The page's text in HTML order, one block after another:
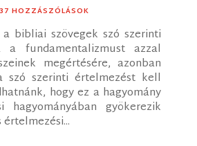
HOZZÁSZÓLÁSOK
bibliai szövegek szó szerinti
a fundamentalizmust azzal
megértésére, azonban
szerinti értelmezést kell
hogy ez a hagyomány
gyökerezik